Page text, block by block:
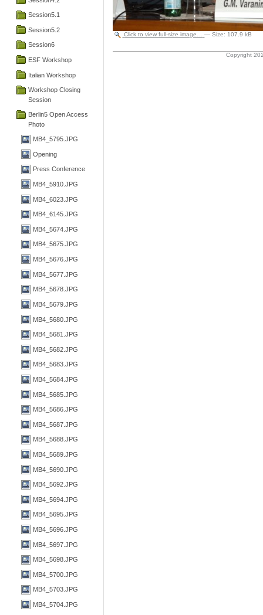
Session5.1
Session5.2
Session6
ESF Workshop
Italian Workshop
Workshop Closing
Session
Berlin5 Open Access
Photo
MB4_5795.JPG
Opening
Press Conference
MB4_5910.JPG
MB4_6023.JPG
MB4_6145.JPG
MB4_5674.JPG
MB4_5675.JPG
MB4_5676.JPG
MB4_5677.JPG
MB4_5678.JPG
MB4_5679.JPG
MB4_5680.JPG
MB4_5681.JPG
MB4_5682.JPG
MB4_5683.JPG
MB4_5684.JPG
MB4_5685.JPG
MB4_5686.JPG
MB4_5687.JPG
MB4_5688.JPG
MB4_5689.JPG
MB4_5690.JPG
MB4_5692.JPG
MB4_5694.JPG
MB4_5695.JPG
MB4_5696.JPG
MB4_5697.JPG
MB4_5698.JPG
MB4_5700.JPG
MB4_5703.JPG
MB4_5704.JPG
Click to view full-size image… —Size:107.9 kB
Copyright